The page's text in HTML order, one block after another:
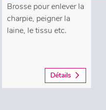
Brosse pour enlever la
charpie, peigner la
laine, le tissu etc.
Détails